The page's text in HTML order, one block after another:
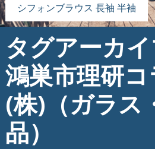
シフォンブラウス 長袖 半袖
タグアーカ
鴻巣市理研
(株)（ガラス
品）